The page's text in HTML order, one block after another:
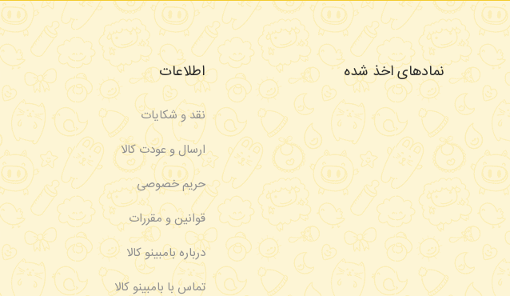
نمادهای اخذ شده اطلاعات
نقد و شکایات
ارسال و عودت کالا
حریم خصوصی
قوانین و مقررات
درباره بامبینو کالا
تماس با بامبینو کالا